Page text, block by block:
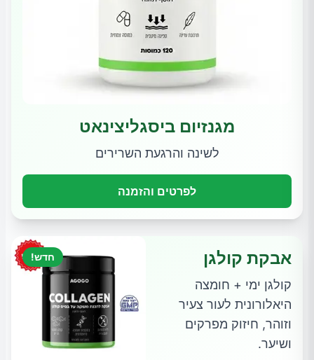
מגנזיום ביסגליצינאט
לשינה והרגעת השרירים
לפרטים והזמנה
חדש! אבקת קולגן
קולגן ימי + חומצה
היאלורונית לעור צעיר
וזוהר, חיזוק מפרקים
ושיער.